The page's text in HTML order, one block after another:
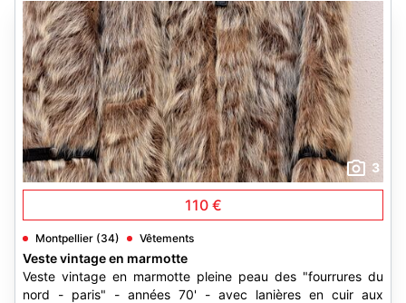
3
110 €
Montpellier (34) Vêtements
Veste vintage en marmotte
Veste vintage en marmotte pleine peau des "fourrures du
nord - paris" - années 70' - avec lanières en cuir aux